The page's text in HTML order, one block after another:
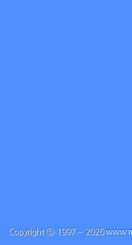
Copyright ⓒ 1997 ~ 2026